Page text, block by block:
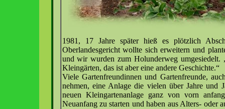
1981, 17 Jahre später hieß es plötzlich
Oberlandesgericht wollte sich erweitern und
und wir wurden zum Holunderweg umgesiedelt.
Kleingärten, das ist aber eine andere Geschichte.“
Viele Gartenfreundinnen und Gartenfreunde,
nehmen, eine Anlage die vielen über Jahre und
neuen Kleingartenanlage ganz von vorn
Neuanfang zu starten und haben aus Alters- oder